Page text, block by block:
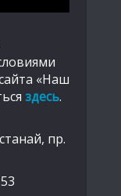
«Наш
здесь.
пр.